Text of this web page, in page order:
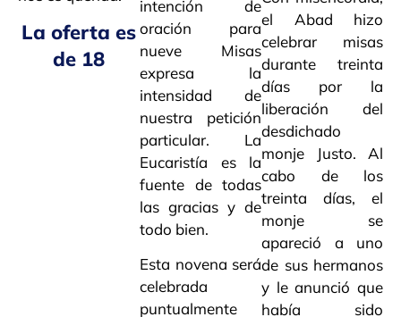
La oferta es
de 18
intención de
oración para
nueve Misas
expresa la
intensidad de
nuestra petición
particular. La
Eucaristía es la
fuente de todas
las gracias y de
todo bien.
Esta novena será
celebrada
puntualmente
el Abad hizo
celebrar misas
durante treinta
días por la
liberación del
desdichado
monje Justo. Al
cabo de los
treinta días, el
monje se
apareció a uno
de sus hermanos
y le anunció que
había sido